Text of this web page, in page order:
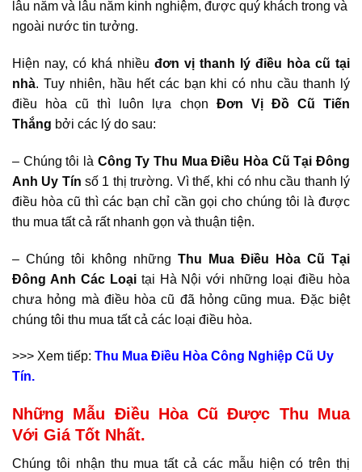
lâu năm và lâu năm kinh nghiệm, được quý khách trong và
ngoài nước tin tưởng.
Hiện nay, có khá nhiều đơn vị thanh lý điều hòa cũ tại
nhà. Tuy nhiên, hầu hết các bạn khi có nhu cầu thanh lý
điều hòa cũ thì luôn lựa chọn Đơn Vị Đồ Cũ Tiến
Thắng bởi các lý do sau:
– Chúng tôi là Công Ty Thu Mua Điều Hòa Cũ Tại Đông
Anh Uy Tín số 1 thị trường. Vì thế, khi có nhu cầu thanh lý
điều hòa cũ thì các bạn chỉ cần gọi cho chúng tôi là được
thu mua tất cả rất nhanh gọn và thuận tiện.
– Chúng tôi không những Thu Mua Điều Hòa Cũ Tại
Đông Anh Các Loạitại Hà Nội với những loại điều hòa
chưa hỏng mà điều hòa cũ đã hỏng cũng mua. Đặc biệt
chúng tôi thu mua tất cả các loại điều hòa.
>>> Xem tiếp: Thu Mua Điều Hòa Công Nghiệp Cũ Uy
Tín.
Những Mẫu Điều Hòa Cũ Được Thu Mua
Với Giá Tốt Nhất.
Chúng tôi nhận thu mua tất cả các mẫu hiện có trên thị